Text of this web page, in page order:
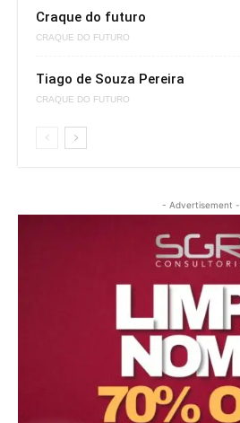
Craque do futuro
CRAQUE DO FUTURO
Tiago de Souza Pereira
CRAQUE DO FUTURO
- Advertisement -